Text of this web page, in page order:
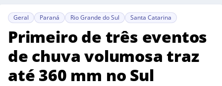
Geral Paraná Rio Grande do Sul Santa Catarina
Primeiro de três eventos
de chuva volumosa traz
até 360 mm no Sul